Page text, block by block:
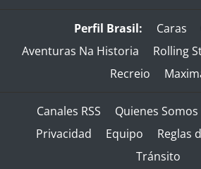
Perfil Brasil: Caras
Aventuras Na Historia
Rolling
Recreio
Canales RSS Quienes Somos
Privacidad
Equipo
Reglas
Tránsito